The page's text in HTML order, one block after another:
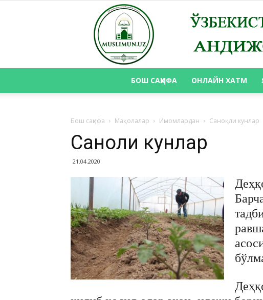
БОШ САҲИФА ОНЛАЙН ХАТМ
Бош саҳифа Мақолалар Имомлардан Саноқли кунлар
Саноқли кунлар
21.04.2020